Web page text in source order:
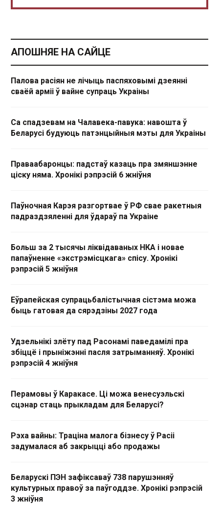
АПОШНЯЕ НА САЙЦЕ
Палова расіян не лічыць паспяховымі дзеянні
сваёй арміі ў вайне супраць Украіны
Са спадзевам на Чалавека-павука: навошта ў
Беларусі будуюць патэнцыйныя мэты для Украіны
Праваабаронцы: падстаў казаць пра змяншэнне
ціску няма. Хронікі рэпрэсій 6 жніўня
Паўночная Карэя разгортвае ў РФ свае ракетныя
падраздзяленні для ўдараў па Украіне
Больш за 2 тысячы ліквідаваных НКА і новае
папаўненне «экстрэмісцкага» спісу. Хронікі
рэпрэсій 5 жніўня
Еўрапейская супрацьбалістычная сістэма можа
быць гатовая да сярэдзіны 2027 года
Удзельнікі злёту пад Расонамі паведамілі пра
збіццё і прыніжэнні пасля затрыманняў. Хронікі
рэпрэсій 4 жніўня
Перамовы ў Каракасе. Ці можа венесуэльскі
сцэнар стаць прыкладам для Беларусі?
Рэха вайны: Траціна малога бізнесу ў Расіі
задумалася аб закрыцці або продажы
Беларускі ПЭН зафіксаваў 738 парушэнняў
культурных правоў за паўгоддзе. Хронікі рэпрэсій
3 жніўня